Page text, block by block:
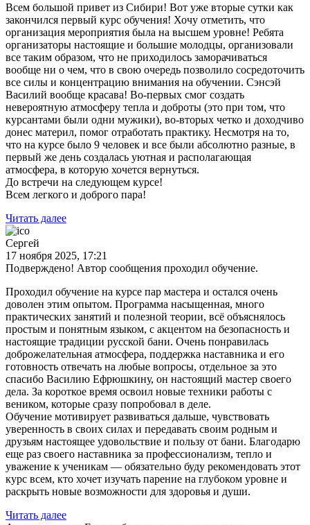
Всем большой привет из Сибири! Вот уже вторые сутки как
закончился первый курс обучения! Хочу отметить, что
организация мероприятия была на высшем уровне! Ребята
организаторы настоящие и большие молодцы, организовали
все таким образом, что не приходилось заморачиваться
вообще ни о чем, что в свою очередь позволило сосредоточить
все силы и концентрацию внимания на обучении. Сэнсэй
Василий вообще красава! Во-первых смог создать
невероятную атмосферу тепла и доброты (это при том, что
курсантами были одни мужики), во-вторых четко и доходчиво
донес материл, помог отработать практику. Несмотря на то,
что на курсе было 9 человек и все были абсолютно разные, в
первый же день создалась уютная и располагающая
атмосфера, в которую хочется вернуться.
До встречи на следующем курсе!
Всем легкого и доброго пара!
Читать далее
Сергей
17 ноября 2025, 17:21
Подверждено! Автор сообщения проходил обучение.
Проходил обучение на курсе пар мастера и остался очень
доволен этим опытом. Программа насыщенная, много
практических занятий и полезной теории, всё объяснялось
простым и понятным языком, с акцентом на безопасность и
настоящие традиции русской бани. Очень понравилась
доброжелательная атмосфера, поддержка наставника и его
готовность отвечать на любые вопросы, отдельное за это
спасибо Василию Ефрюшкину, он настоящий мастер своего
дела. За короткое время освоил новые техники работы с
веником, которые сразу попробовал в деле.
Обучение мотивирует развиваться дальше, чувствовать
уверенность в своих силах и передавать своим родным и
друзьям настоящее удовольствие и пользу от бани. Благодарю
еще раз своего наставника за профессионализм, тепло и
уважение к ученикам — обязательно буду рекомендовать этот
курс всем, кто хочет изучать парение на глубоком уровне и
раскрыть новые возможности для здоровья и души.
Читать далее